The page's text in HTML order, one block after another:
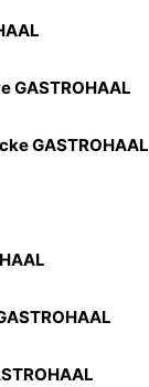
GASTROHAAL
GASTROHAAL